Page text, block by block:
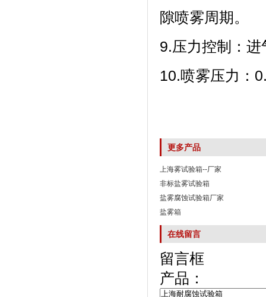
隙喷雾周期。
9.压力控制：
10.喷雾压力
更多产品
上海雾试验箱--厂家
非标盐雾试验箱
盐雾腐蚀试验箱厂家
盐雾箱
在线留言
留言框
产品：